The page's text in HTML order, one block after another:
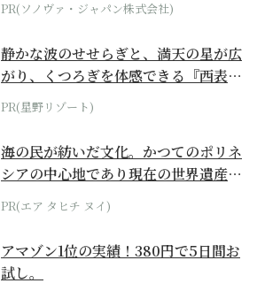
PR(ソノヴァ・ジャパン株式会社)
静かな波のせせらぎと、満天の星が広
がり、くつろぎを体感できる『西表島
ホテル by...
PR(星野リゾート)
海の民が紡いだ文化。かつてのポリネ
シアの中心地であり現在の世界遺産か
らみえてくる...
PR(エア タヒチ ヌイ)
アマゾン1位の実績！380円で5日間お
試し。